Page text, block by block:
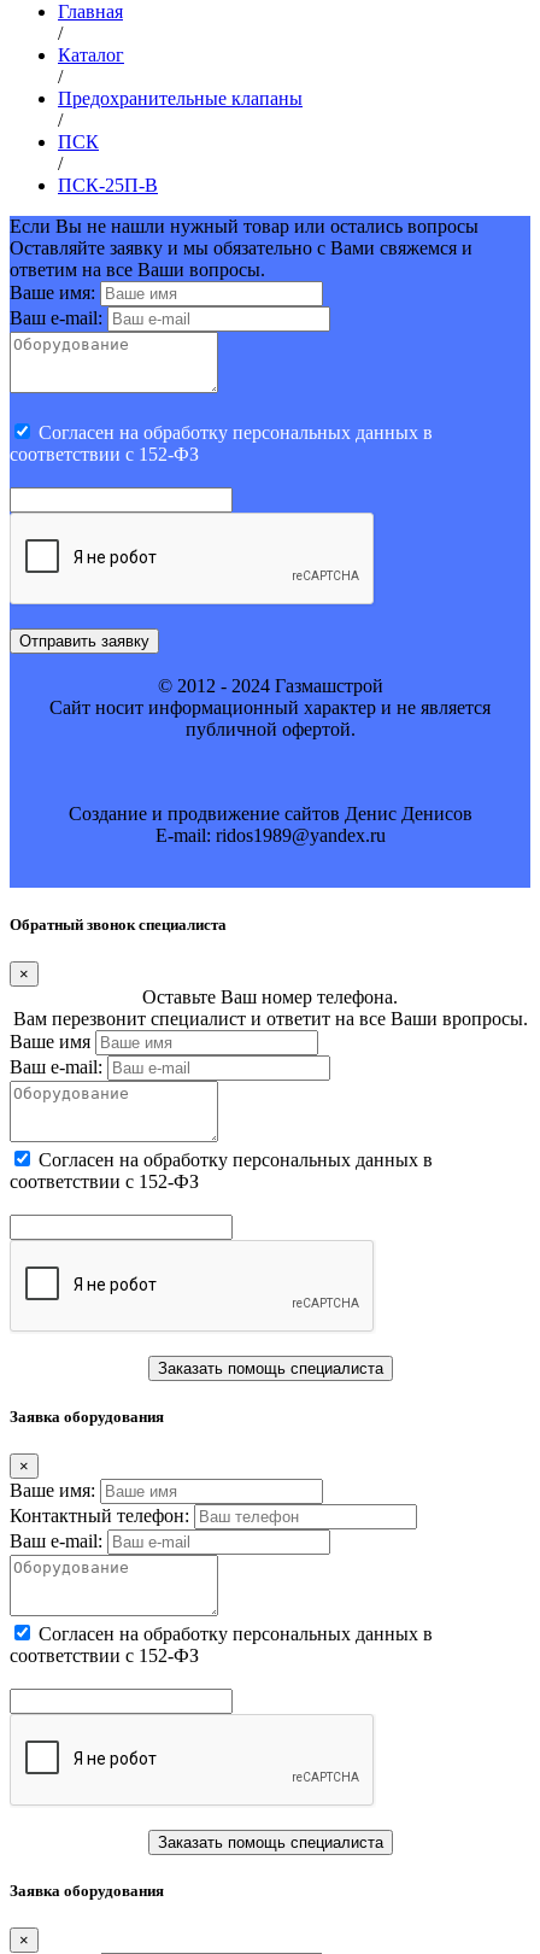
Главная
/
Каталог
/
Предохранительные клапаны
/
ПСК
/
ПСК-25П-В
Если Вы не нашли нужный товар или остались вопросы
Оставляйте заявку и мы обязательно с Вами свяжемся и
ответим на все Ваши вопросы.
Ваше имя:
Ваш e-mail:
Cогласен на обработку персональных данных в
соответствии с 152-ФЗ
Отправить заявку
© 2012 - 2024 Газмашстрой
Cайт носит информационный характер и не является
публичной офертой.
Создание и продвижение сайтов Денис Денисов
E-mail: ridos1989@yandex.ru
Обратный звонок специалиста
×
Оставьте Ваш номер телефона.
Вам перезвонит специалист и ответит на все Ваши вропросы.
Ваше имя
Ваш e-mail:
Cогласен на обработку персональных данных в
соответствии с 152-ФЗ
Заказать помощь специалиста
Заявка оборудования
×
Ваше имя:
Контактный телефон:
Ваш e-mail:
Cогласен на обработку персональных данных в
соответствии с 152-ФЗ
Заказать помощь специалиста
Заявка оборудования
×